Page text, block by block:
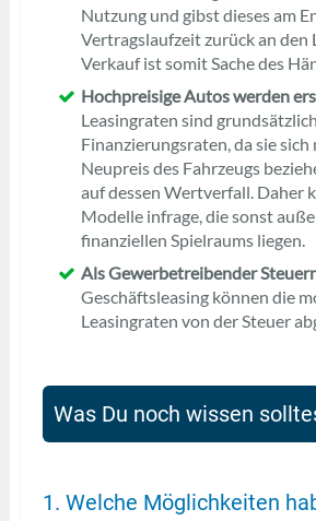
Nutzung und gibst dieses am
Vertragslaufzeit zurück an den
Verkauf ist somit Sache des
Hochpreisige Autos werden
Leasingraten sind
Finanzierungsraten, da sie sich
Neupreis des Fahrzeugs
auf dessen Wertverfall. Daher
Modelle infrage, die sonst
finanziellen Spielraums liegen.
Als Gewerbetreibender
Geschäftsleasing können die
Leasingraten von der Steuer
Was Du noch wissen
1. Welche Möglichkeiten